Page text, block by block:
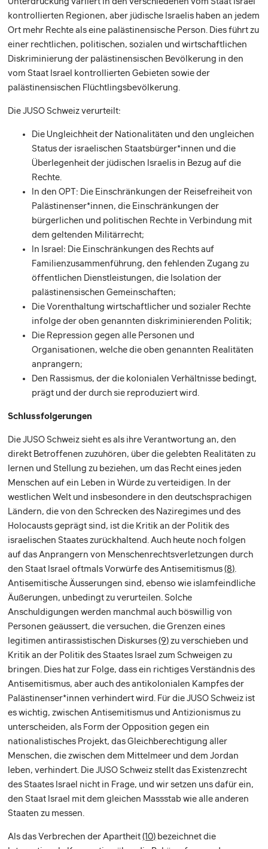
kontrollierten Regionen, aber jüdische Israelis haben an jedem
Ort mehr Rechte als eine palästinensische Person. Dies führt zu
einer rechtlichen, politischen, sozialen und wirtschaftlichen
Diskriminierung der palästinensischen Bevölkerung in den
vom Staat Israel kontrollierten Gebieten sowie der
palästinensischen Flüchtlingsbevölkerung.
Die JUSO Schweiz verurteilt:
Die Ungleichheit der Nationalitäten und den ungleichen
Status der israelischen Staatsbürger*innen und die
Überlegenheit der jüdischen Israelis in Bezug auf die
Rechte.
In den OPT: Die Einschränkungen der Reisefreiheit von
Palästinenser*innen, die Einschränkungen der
bürgerlichen und politischen Rechte in Verbindung mit
dem geltenden Militärrecht;
In Israel: Die Einschränkungen des Rechts auf
Familienzusammenführung, den fehlenden Zugang zu
öffentlichen Dienstleistungen, die Isolation der
palästinensischen Gemeinschaften;
Die Vorenthaltung wirtschaftlicher und sozialer Rechte
infolge der oben genannten diskriminierenden Politik;
Die Repression gegen alle Personen und
Organisationen, welche die oben genannten Realitäten
anprangern;
Den Rassismus, der die kolonialen Verhältnisse bedingt,
prägt und der durch sie reproduziert wird.
Schlussfolgerungen
Die JUSO Schweiz sieht es als ihre Verantwortung an, den
direkt Betroffenen zuzuhören, über die gelebten Realitäten zu
lernen und Stellung zu beziehen, um das Recht eines jeden
Menschen auf ein Leben in Würde zu verteidigen. In der
westlichen Welt und insbesondere in den deutschsprachigen
Ländern, die von den Schrecken des Naziregimes und des
Holocausts geprägt sind, ist die Kritik an der Politik des
israelischen Staates zurückhaltend. Auch heute noch folgen
auf das Anprangern von Menschenrechtsverletzungen durch
den Staat Israel oftmals Vorwürfe des Antisemitismus(8)
Antisemitische Äusserungen sind, ebenso wie islamfeindliche
Äußerungen, unbedingt zu verurteilen. Solche
Anschuldigungen werden manchmal auch böswillig von
Personen geäussert, die versuchen, die Grenzen eines
legitimen antirassistischen Diskurses(9) zu verschieben und
Kritik an der Politik des Staates Israel zum Schweigen zu
bringen. Dies hat zur Folge, dass ein richtiges Verständnis des
Antisemitismus, aber auch des antikolonialen Kampfes der
Palästinenser*innen verhindert wird. Für die JUSO Schweiz ist
es wichtig, zwischen Antisemitismus und Antizionismus zu
unterscheiden, als Form der Opposition gegen ein
nationalistisches Projekt, das Gleichberechtigung aller
Menschen, die zwischen dem Mittelmeer und dem Jordan
leben, verhindert. Die JUSO Schweiz stellt das Existenzrecht
des Staates Israel nicht in Frage, und wir setzen uns dafür ein,
den Staat Israel mit dem gleichen Massstab wie alle anderen
Staaten zu messen.
Als das Verbrechen der Apartheit(10) bezeichnet die